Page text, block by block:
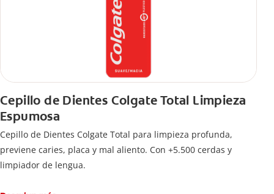
Cepillo de Dientes Colgate Total Limpieza
Espumosa
Cepillo de Dientes Colgate Total para limpieza profunda,
previene caries, placa y mal aliento. Con +5.500 cerdas y
limpiador de lengua.